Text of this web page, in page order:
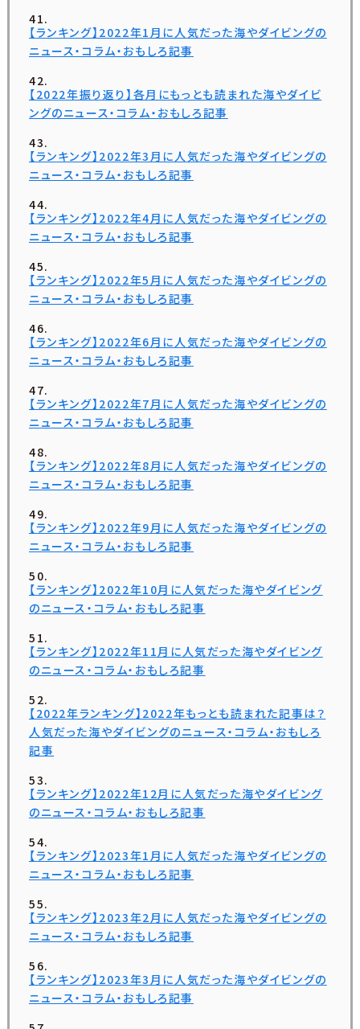
【ランキング】2022年1月に人気だった海やダイビングの
ニュース・コラム・おもしろ記事
【2022年振り返り】各月にもっとも読まれた海やダイビ
ングのニュース・コラム・おもしろ記事
【ランキング】2022年3月に人気だった海やダイビングの
ニュース・コラム・おもしろ記事
【ランキング】2022年4月に人気だった海やダイビングの
ニュース・コラム・おもしろ記事
【ランキング】2022年5月に人気だった海やダイビングの
ニュース・コラム・おもしろ記事
【ランキング】2022年6月に人気だった海やダイビングの
ニュース・コラム・おもしろ記事
【ランキング】2022年7月に人気だった海やダイビングの
ニュース・コラム・おもしろ記事
【ランキング】2022年8月に人気だった海やダイビングの
ニュース・コラム・おもしろ記事
【ランキング】2022年9月に人気だった海やダイビングの
ニュース・コラム・おもしろ記事
【ランキング】2022年10月に人気だった海やダイビング
のニュース・コラム・おもしろ記事
【ランキング】2022年11月に人気だった海やダイビング
のニュース・コラム・おもしろ記事
【2022年ランキング】2022年もっとも読まれた記事は？
人気だった海やダイビングのニュース・コラム・おもしろ
記事
【ランキング】2022年12月に人気だった海やダイビング
のニュース・コラム・おもしろ記事
【ランキング】2023年1月に人気だった海やダイビングの
ニュース・コラム・おもしろ記事
【ランキング】2023年2月に人気だった海やダイビングの
ニュース・コラム・おもしろ記事
【ランキング】2023年3月に人気だった海やダイビングの
ニュース・コラム・おもしろ記事